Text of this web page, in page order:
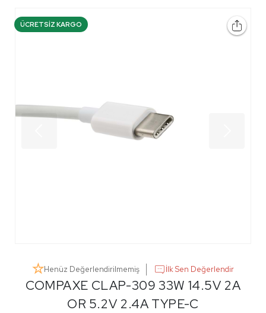
ÜCRETSIZ KARGO
COMPAXE CLAP-309 33W 14.5V 2A
OR 5.2V 2.4A TYPE-C
Henüz Değerlendirilmemiş İlk Sen Değerlendir